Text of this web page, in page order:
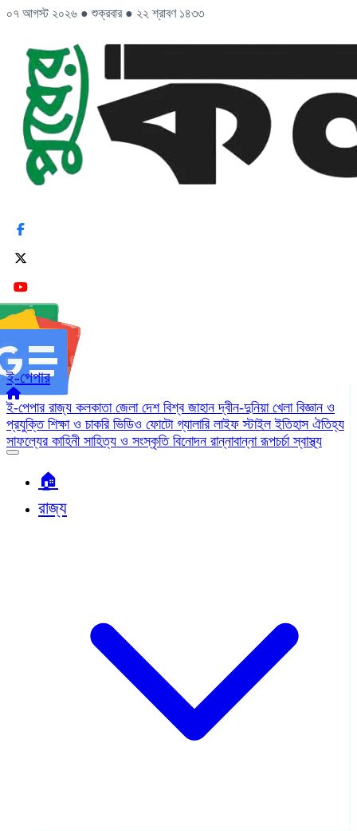
০৭ আগস্ট ২০২৬ ● শুক্রবার ● ২২ শ্রাবণ ১৪৩৩
ই-পেপার
ই-পেপার রাজ্য কলকাতা জেলা দেশ বিশ্ব জাহানদ্বীন-দুনিয়া খেলা বিজ্ঞান ও
প্রযুক্তি শিক্ষা ও চাকরি ভিডিও ফোটো গ্যালারি লাইফ স্টাইলইতিহাস ঐতিহ্য
সাফল্যের কাহিনী সাহিত্য ও সংস্কৃতি বিনোদন রান্নাবান্নারূপচর্চাস্বাস্থ্য
🏠︎
রাজ্য